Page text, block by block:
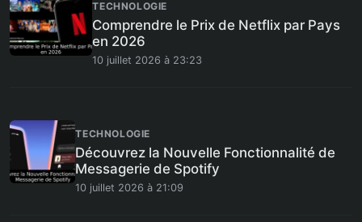
TECHNOLOGIE
Comprendre le Prix de Netflix par Pays
en 2026
10 juillet 2026 à 23:23
TECHNOLOGIE
Découvrez la Nouvelle Fonctionnalité de
Messagerie de Spotify
10 juillet 2026 à 21:09